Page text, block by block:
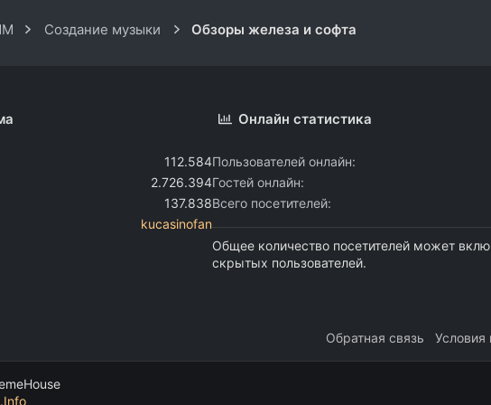
Создание музыки Обзоры железа и софта
112.584
2.726.394
137.838
kucasinofan
Онлайн статистика
Пользователей онлайн
Гостей онлайн
Всего посетителей
Общее количество посетителей может
скрытых пользователей.
Обратная связь Условия